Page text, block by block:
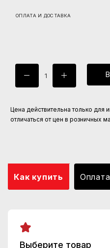
ОПЛАТА И ДОСТАВКА
Цена действительна только для
отличаться от цен в розничных
Как купить Оплата
Выберите товар